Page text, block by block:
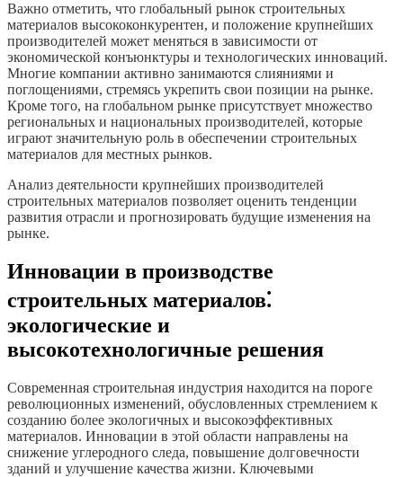
Важно отметить, что глобальный рынок строительных
материалов высококонкурентен, и положение крупнейших
производителей может меняться в зависимости от
экономической конъюнктуры и технологических инноваций.
Многие компании активно занимаются слияниями и
поглощениями, стремясь укрепить свои позиции на рынке.
Кроме того, на глобальном рынке присутствует множество
региональных и национальных производителей, которые
играют значительную роль в обеспечении строительных
материалов для местных рынков.
Анализ деятельности крупнейших производителей
строительных материалов позволяет оценить тенденции
развития отрасли и прогнозировать будущие изменения на
рынке.
Инновации в производстве
строительных материалов⁚
экологические и
высокотехнологичные решения
Современная строительная индустрия находится на пороге
революционных изменений, обусловленных стремлением к
созданию более экологичных и высокоэффективных
материалов. Инновации в этой области направлены на
снижение углеродного следа, повышение долговечности
зданий и улучшение качества жизни. Ключевыми